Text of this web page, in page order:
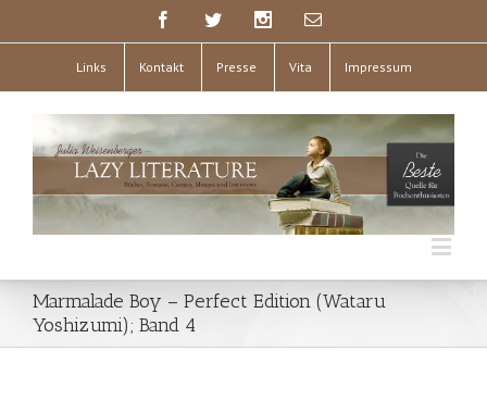
Links Kontakt Presse Vita Impressum
Marmalade Boy – Perfect Edition (Wataru
Yoshizumi); Band 4